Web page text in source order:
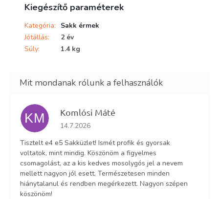
Kiegészítő paraméterek
Kategória:
Sakk érmek
Jótállás:
2 év
Súly: 1.4 kg
KM Komlósi Máté
Az áruház értékelése 5-ből 5 csillag.
14.7.2026
Tisztelt e4 e5 Sakküzlet! Ismét profik és gyorsak
voltatok, mint mindig. Köszönöm a figyelmes
csomagolást, az a kis kedves mosolygós jel a nevem
mellett nagyon jól esett. Természetesen minden
hiánytalanul és rendben megérkezett. Nagyon szépen
köszönöm!